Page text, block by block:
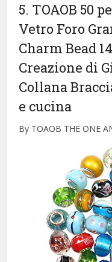
5. TOAOB 50
Vetro Foro
Charm Bead
Creazione di
Collana
e cucina
By TOAOB THE ONE